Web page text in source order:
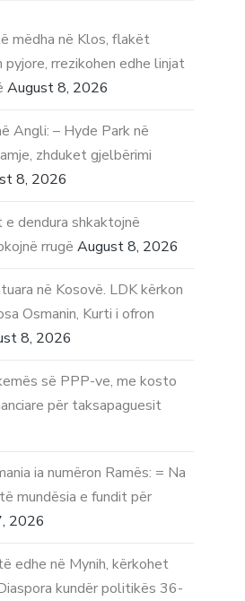
mëdha në Klos, flakët
pyjore, rrezikohen edhe linjat
August 8, 2026
Angli: – Hyde Park në
zhduket gjelbërimi
8, 2026
dendura shkaktojnë
rrugë August 8, 2026
në Kosovë. LDK kërkon
Osmanin, Kurti i ofron
8, 2026
së PPP-ve, me kosto
për taksapaguesit
ia numëron Ramës: = Na
mundësia e fundit për
2026
edhe në Mynih, kërkohet
kundër politikës 36-